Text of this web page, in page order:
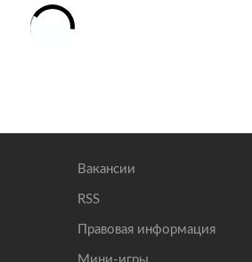
Вакансии
RSS
Правовая информация